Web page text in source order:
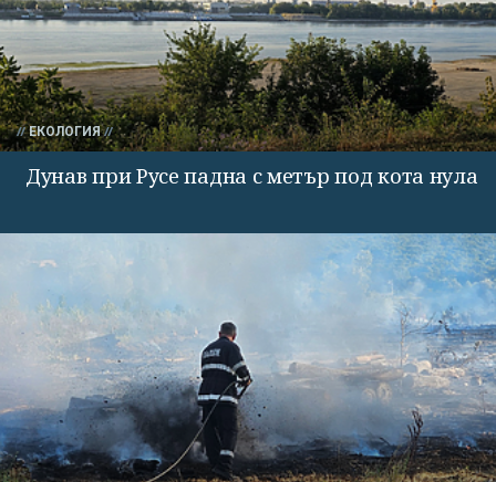
ЕКОЛОГИЯ
Дунав при Русе падна с метър под кота нула